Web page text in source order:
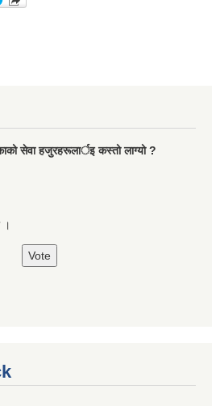
सेवा हजुरहरूलार्इ कस्तो लाग्यो ?
।